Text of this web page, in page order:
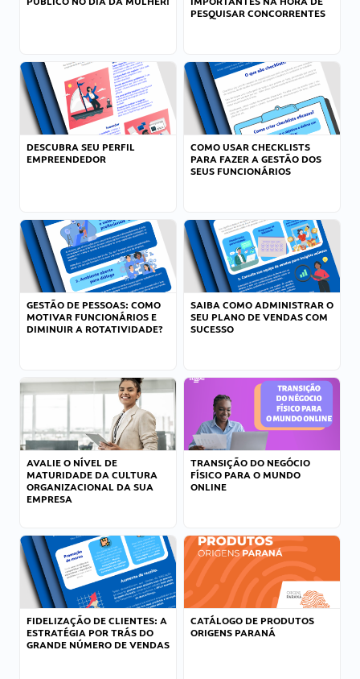
PESQUISAR CONCORRENTES
DESCUBRA SEU PERFIL
EMPREENDEDOR
COMO USAR CHECKLISTS
PARA FAZER A GESTÃO DOS
SEUS FUNCIONÁRIOS
GESTÃO DE PESSOAS: COMO
MOTIVAR FUNCIONÁRIOS E
DIMINUIR A ROTATIVIDADE?
SAIBA COMO ADMINISTRAR O
SEU PLANO DE VENDAS COM
SUCESSO
AVALIE O NÍVEL DE
MATURIDADE DA CULTURA
ORGANIZACIONAL DA SUA
EMPRESA
TRANSIÇÃO DO NEGÓCIO
FÍSICO PARA O MUNDO
ONLINE
FIDELIZAÇÃO DE CLIENTES: A
ESTRATÉGIA POR TRÁS DO
GRANDE NÚMERO DE VENDAS
CATÁLOGO DE PRODUTOS
ORIGENS PARANÁ